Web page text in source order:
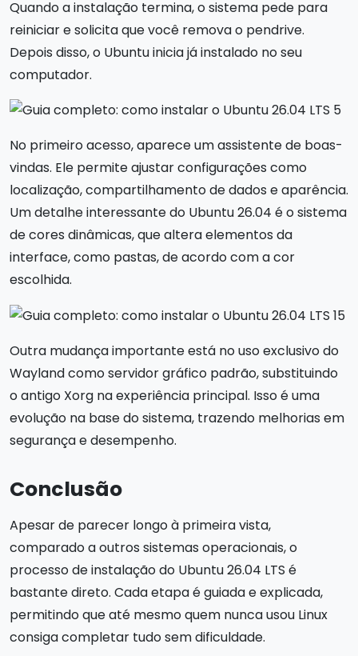
Quando a instalação termina, o sistema pede para
reiniciar e solicita que você remova o pendrive.
Depois disso, o Ubuntu inicia já instalado no seu
computador.
No primeiro acesso, aparece um assistente de boas-
vindas. Ele permite ajustar configurações como
localização, compartilhamento de dados e aparência.
Um detalhe interessante do Ubuntu 26.04 é o sistema
de cores dinâmicas, que altera elementos da
interface, como pastas, de acordo com a cor
escolhida.
Outra mudança importante está no uso exclusivo do
Wayland como servidor gráfico padrão, substituindo
o antigo Xorg na experiência principal. Isso é uma
evolução na base do sistema, trazendo melhorias em
segurança e desempenho.
Conclusão
Apesar de parecer longo à primeira vista,
comparado a outros sistemas operacionais, o
processo de instalação do Ubuntu 26.04 LTS é
bastante direto. Cada etapa é guiada e explicada,
permitindo que até mesmo quem nunca usou Linux
consiga completar tudo sem dificuldade.